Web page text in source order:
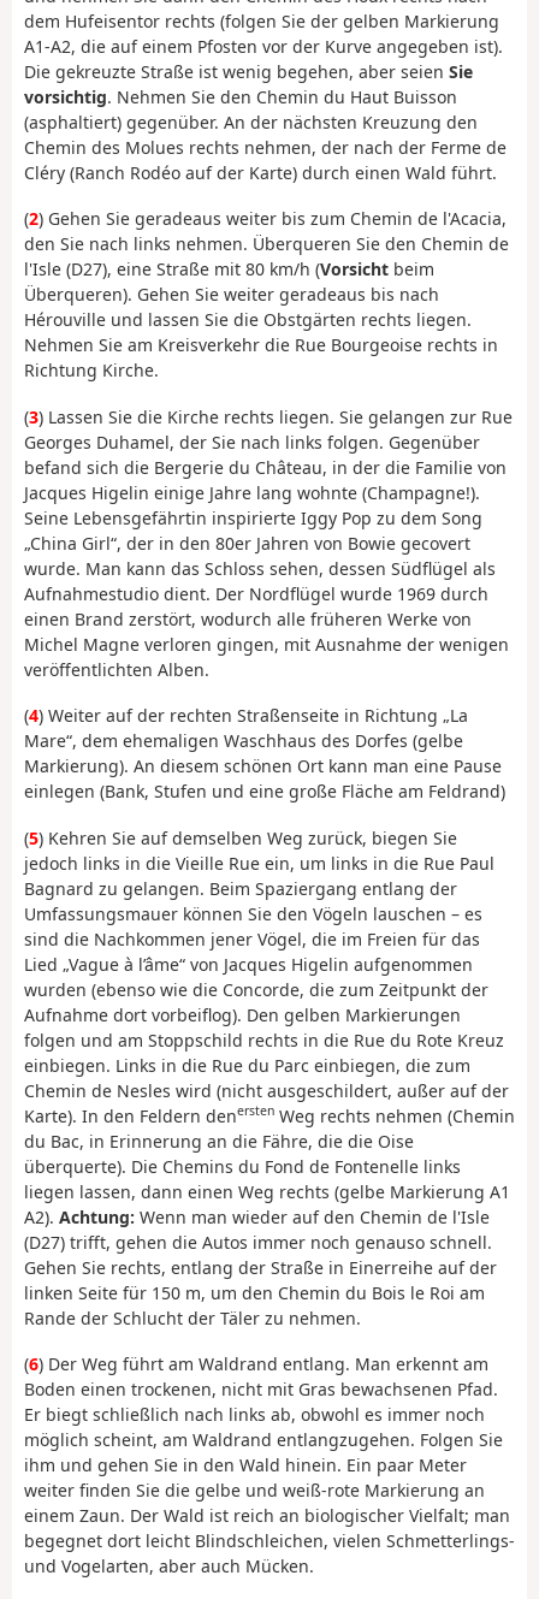
dem Hufeisentor rechts (folgen Sie der gelben Markierung
A1-A2, die auf einem Pfosten vor der Kurve angegeben ist).
Die gekreuzte Straße ist wenig begehen, aber seien Sie
vorsichtig. Nehmen Sie den Chemin du Haut Buisson
(asphaltiert) gegenüber. An der nächsten Kreuzung den
Chemin des Molues rechts nehmen, der nach der Ferme de
Cléry (Ranch Rodéo auf der Karte) durch einen Wald führt.
(2) Gehen Sie geradeaus weiter bis zum Chemin de l'Acacia,
den Sie nach links nehmen. Überqueren Sie den Chemin de
l'Isle (D27), eine Straße mit 80 km/h (Vorsicht beim
Überqueren). Gehen Sie weiter geradeaus bis nach
Hérouville und lassen Sie die Obstgärten rechts liegen.
Nehmen Sie am Kreisverkehr die Rue Bourgeoise rechts in
Richtung Kirche.
(3) Lassen Sie die Kirche rechts liegen. Sie gelangen zur Rue
Georges Duhamel, der Sie nach links folgen. Gegenüber
befand sich die Bergerie du Château, in der die Familie von
Jacques Higelin einige Jahre lang wohnte (Champagne!).
Seine Lebensgefährtin inspirierte Iggy Pop zu dem Song
„China Girl“, der in den 80er Jahren von Bowie gecovert
wurde. Man kann das Schloss sehen, dessen Südflügel als
Aufnahmestudio dient. Der Nordflügel wurde 1969 durch
einen Brand zerstört, wodurch alle früheren Werke von
Michel Magne verloren gingen, mit Ausnahme der wenigen
veröffentlichten Alben.
(4) Weiter auf der rechten Straßenseite in Richtung „La
Mare“, dem ehemaligen Waschhaus des Dorfes (gelbe
Markierung). An diesem schönen Ort kann man eine Pause
einlegen (Bank, Stufen und eine große Fläche am Feldrand)
(5) Kehren Sie auf demselben Weg zurück, biegen Sie
jedoch links in die Vieille Rue ein, um links in die Rue Paul
Bagnard zu gelangen. Beim Spaziergang entlang der
Umfassungsmauer können Sie den Vögeln lauschen – es
sind die Nachkommen jener Vögel, die im Freien für das
Lied „Vague à l’âme“ von Jacques Higelin aufgenommen
wurden (ebenso wie die Concorde, die zum Zeitpunkt der
Aufnahme dort vorbeiflog). Den gelben Markierungen
folgen und am Stoppschild rechts in die Rue du Rote Kreuz
einbiegen. Links in die Rue du Parc einbiegen, die zum
Chemin de Nesles wird (nicht ausgeschildert, außer auf der
Karte). In den Feldern denersten Weg rechts nehmen (Chemin
du Bac, in Erinnerung an die Fähre, die die Oise
überquerte). Die Chemins du Fond de Fontenelle links
liegen lassen, dann einen Weg rechts (gelbe Markierung A1
A2). Achtung: Wenn man wieder auf den Chemin de l'Isle
(D27) trifft, gehen die Autos immer noch genauso schnell.
Gehen Sie rechts, entlang der Straße in Einerreihe auf der
linken Seite für 150 m, um den Chemin du Bois le Roi am
Rande der Schlucht der Täler zu nehmen.
(6) Der Weg führt am Waldrand entlang. Man erkennt am
Boden einen trockenen, nicht mit Gras bewachsenen Pfad.
Er biegt schließlich nach links ab, obwohl es immer noch
möglich scheint, am Waldrand entlangzugehen. Folgen Sie
ihm und gehen Sie in den Wald hinein. Ein paar Meter
weiter finden Sie die gelbe und weiß-rote Markierung an
einem Zaun. Der Wald ist reich an biologischer Vielfalt; man
begegnet dort leicht Blindschleichen, vielen Schmetterlings-
und Vogelarten, aber auch Mücken.